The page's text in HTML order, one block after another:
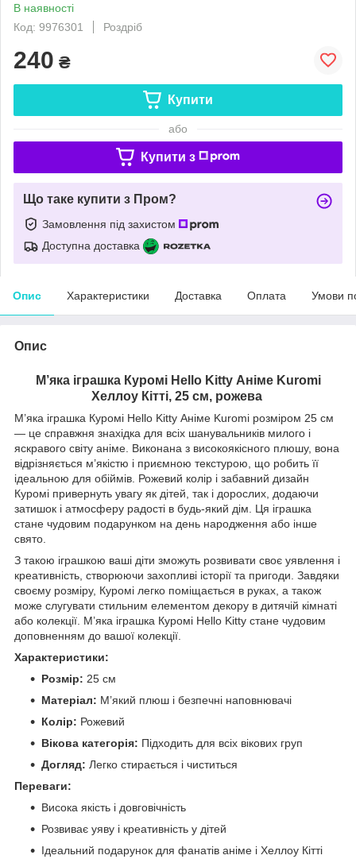
В наявності
Код: 9976301
Роздріб
240 ₴
Купити
або
Купити з
Що таке купити з Пром?
Замовлення під захистом
Доступна доставка
Опис Характеристики Доставка Оплата Умови
Опис
М’яка іграшка Куромі Hello Kitty Аніме Kuromi
Хеллоу Кітті, 25 см, рожева
М’яка іграшка Куромі Hello Kitty Аніме Kuromi розміром 25 см
— це справжня знахідка для всіх шанувальників милого і
яскравого світу аніме. Виконана з високоякісного плюшу, вона
відрізняється м’якістю і приємною текстурою, що робить її
ідеальною для обіймів. Рожевий колір і забавний дизайн
Куромі привернуть увагу як дітей, так і дорослих, додаючи
затишок і атмосферу радості в будь-який дім. Ця іграшка
стане чудовим подарунком на день народження або інше
свято.
З такою іграшкою ваші діти зможуть розвивати своє уявлення і
креативність, створюючи захопливі історії та пригоди. Завдяки
своєму розміру, Куромі легко поміщається в руках, а також
може слугувати стильним елементом декору в дитячій кімнаті
або колекції. М’яка іграшка Куромі Hello Kitty стане чудовим
доповненням до вашої колекції.
Характеристики:
Розмір: 25 см
Матеріал: М’який плюш і безпечні наповнювачі
Колір: Рожевий
Вікова категорія: Підходить для всіх вікових груп
Догляд: Легко стирається і чиститься
Переваги:
Висока якість і довговічність
Розвиває уяву і креативність у дітей
Ідеальний подарунок для фанатів аніме і Хеллоу Кітті